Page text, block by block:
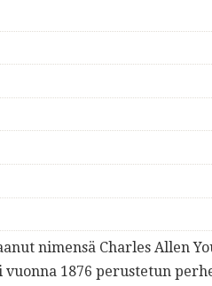
nimensä Charles Allen
vuonna 1876 perustetun